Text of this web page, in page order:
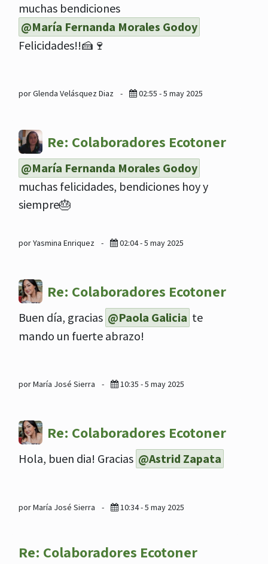
muchas bendiciones
@María Fernanda Morales Godoy
Felicidades!!🍰🍷
por Glenda Velásquez Diaz - 02:55 - 5 may 2025
Re: Colaboradores Ecotoner
@María Fernanda Morales Godoy
muchas felicidades, bendiciones hoy y
siempre🎂
por Yasmina Enriquez - 02:04 - 5 may 2025
Re: Colaboradores Ecotoner
Buen día, gracias @Paola Galicia te
mando un fuerte abrazo!
por María José Sierra - 10:35 - 5 may 2025
Re: Colaboradores Ecotoner
Hola, buen dia! Gracias @Astrid Zapata
por María José Sierra - 10:34 - 5 may 2025
Re: Colaboradores Ecotoner